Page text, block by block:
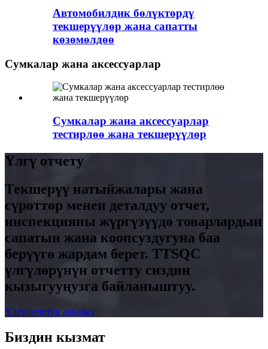
Автомобилдик бөлүктөрдү
текшерүүлөр жана сапатты
көзөмөлдөө
Сумкалар жана аксессуарлар
Сумкалар жана аксессуарлар
тестирлөө жана текшерүүлөр
Үлгү отчету
Текшерүү натыйжалары жана
сүрөттөр менен деталдуу отчет,
инспекцияны жүргүзүүдө товарлардын
сапатын жана коопсуздугуна баа
берүүгө жардам берет. TTSQC
үлгүлөрүнүн отчетту сиздин
кызыгууңузга байланыштуу.
Үлгү отчетун алыңыз
Биздин кызмат